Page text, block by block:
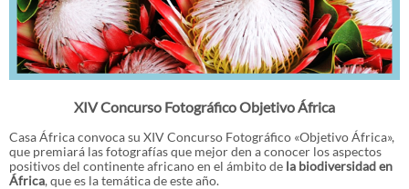
XIV Concurso Fotográfico Objetivo África
Casa África convoca su XIV Concurso Fotográfico «Objetivo África»,
que premiará las fotografías que mejor den a conocer los aspectos
positivos del continente africano en el ámbito de la biodiversidad en
África, que es la temática de este año.